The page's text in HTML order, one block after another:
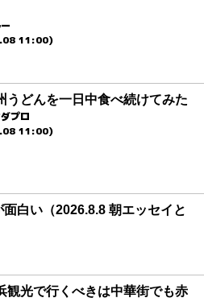
11:00)
うどんを一日中食べ続けてみた
プロ
11:00)
白い（2026.8.8 朝エッセイと
観光で行くべきは中華街でも赤